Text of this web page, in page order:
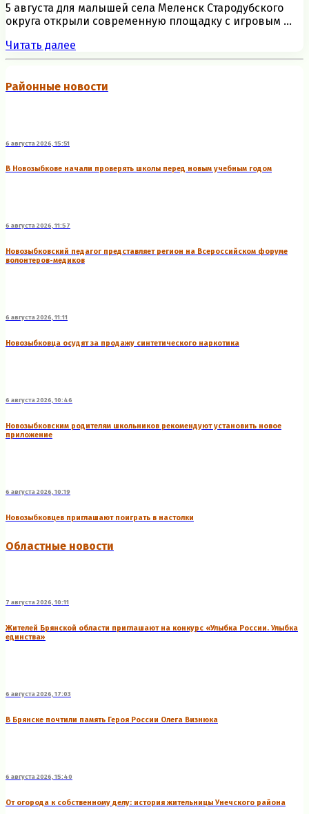
5 августа для малышей села Меленск Стародубского
округа открыли современную площадку с игровым ...
Читать далее
Районные новости
6 августа 2026, 15:51
В Новозыбкове начали проверять школы перед новым учебным годом
6 августа 2026, 11:57
Новозыбковский педагог представляет регион на Всероссийском форуме
волонтеров-медиков
6 августа 2026, 11:11
Новозыбковца осудят за продажу синтетического наркотика
6 августа 2026, 10:46
Новозыбковским родителям школьников рекомендуют установить новое
приложение
6 августа 2026, 10:19
Новозыбковцев приглашают поиграть в настолки
Областные новости
7 августа 2026, 10:11
Жителей Брянской области приглашают на конкурс «Улыбка России. Улыбка
единства»
6 августа 2026, 17:03
В Брянске почтили память Героя России Олега Визнюка
6 августа 2026, 15:40
От огорода к собственному делу: история жительницы Унечского района